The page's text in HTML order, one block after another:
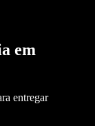
em
entregar